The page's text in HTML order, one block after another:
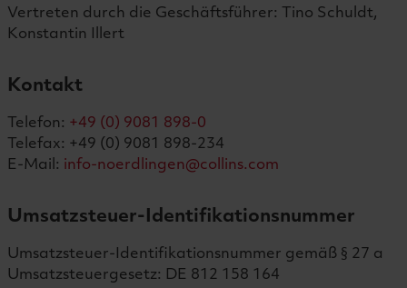
Vertreten durch die Geschäftsführer: Tino Schuldt,
Konstantin Illert
Kontakt
Telefon: +49 (0) 9081 898-0
Telefax: +49 (0) 9081 898-234
E-Mail: info-noerdlingen@collins.com
Umsatzsteuer-Identifikationsnummer
Umsatzsteuer-Identifikationsnummer gemäß § 27 a
Umsatzsteuergesetz: DE 812 158 164